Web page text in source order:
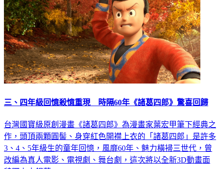
三、四年級回憶殺憶重現 時隔60年《諸葛四郎》驚喜回歸
台灣國寶級原創漫畫《諸葛四郎》為漫畫家葉宏甲筆下經典之
作，頭頂兩顆圓髻、身穿紅色開襟上衣的「諸葛四郎」是許多
3、4、5年級生的童年回憶，風靡60年、魅力橫掃三世代，曾
改編為真人電影、電視劇、舞台劇，這次將以全新3D動畫面